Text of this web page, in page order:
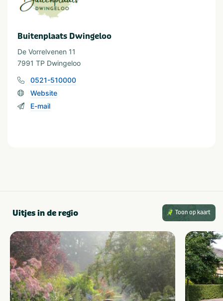
Provincie(s) en streek
Drenthe
Buitenplaats Dwingeloo
De Vorrelvenen 11
7991 TP Dwingeloo
0521-510000
Website
E-mail
Uitjes in de regio Toon op kaart